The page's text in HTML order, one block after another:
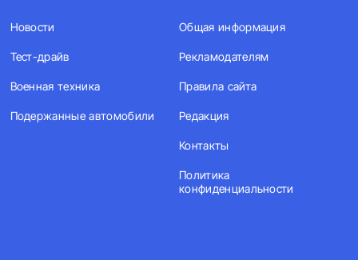
Новости
Тест-драйв
Военная техника
Подержанные автомобили
Общая информация
Рекламодателям
Правила сайта
Редакция
Контакты
Политика
конфиденциальности